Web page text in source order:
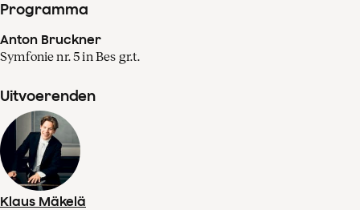
Programma
Anton Bruckner
Symfonie nr. 5 in Bes gr.t.
Uitvoerenden
Klaus Mäkelä